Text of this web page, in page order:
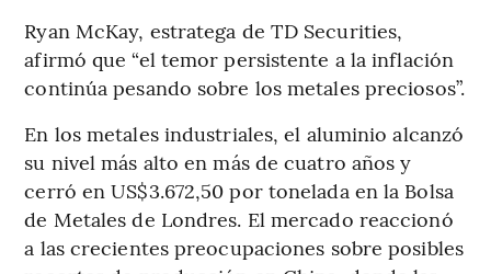
Ryan McKay, estratega de TD Securities,
afirmó que “el temor persistente a la inflación
continúa pesando sobre los metales preciosos”.
En los metales industriales, el aluminio alcanzó
su nivel más alto en más de cuatro años y
cerró en US$3.672,50 por tonelada en la Bolsa
de Metales de Londres. El mercado reaccionó
a las crecientes preocupaciones sobre posibles